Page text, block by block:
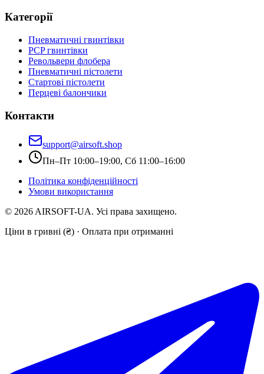
Категорії
Пневматичні гвинтівки
PCP гвинтівки
Револьвери флобера
Пневматичні пістолети
Стартові пістолети
Перцеві балончики
Контакти
support@airsoft.shop
Пн–Пт 10:00–19:00, Сб 11:00–16:00
Політика конфіденційності
Умови використання
© 2026 AIRSOFT-UA. Усі права захищено.
Ціни в гривні (₴) · Оплата при отриманні